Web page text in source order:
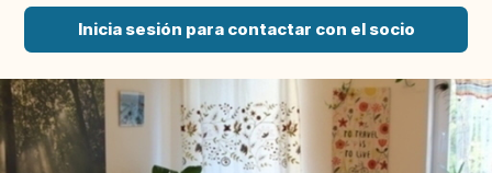
Inicia sesión para contactar con el socio